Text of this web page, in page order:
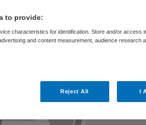
to provide:
characteristics for identification. Store and/or access
and content measurement, audience research
Reject All I